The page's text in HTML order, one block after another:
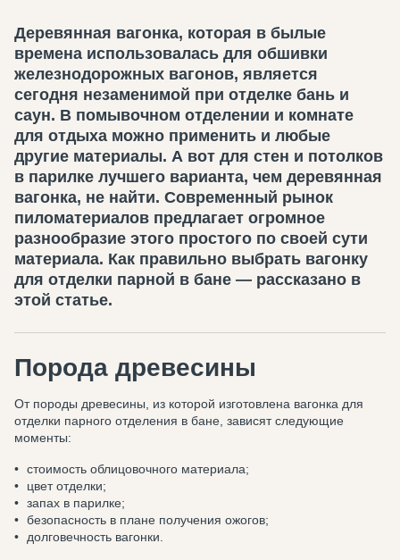
Деревянная вагонка, которая в былые
времена использовалась для обшивки
железнодорожных вагонов, является
сегодня незаменимой при отделке бань и
саун. В помывочном отделении и комнате
для отдыха можно применить и любые
другие материалы. А вот для стен и потолков
в парилке лучшего варианта, чем деревянная
вагонка, не найти. Современный рынок
пиломатериалов предлагает огромное
разнообразие этого простого по своей сути
материала. Как правильно выбрать вагонку
для отделки парной в бане — рассказано в
этой статье.
Порода древесины
От породы древесины, из которой изготовлена вагонка для
отделки парного отделения в бане, зависят следующие
моменты:
стоимость облицовочного материала;
цвет отделки;
запах в парилке;
безопасность в плане получения ожогов;
долговечность вагонки.